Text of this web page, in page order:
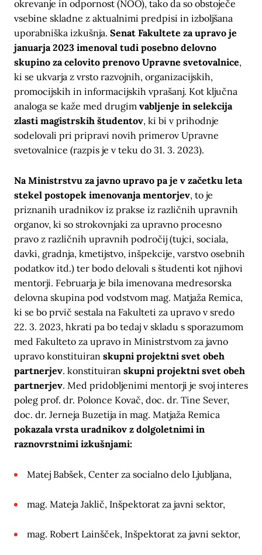
okrevanje in odpornost (NOO), tako da so obstoječe
vsebine skladne z aktualnimi predpisi in izboljšana
uporabniška izkušnja. Senat Fakultete za upravo je
januarja 2023 imenoval tudi posebno delovno
skupino za celovito prenovo Upravne svetovalnice,
ki se ukvarja z vrsto razvojnih, organizacijskih,
promocijskih in informacijskih vprašanj. Kot ključna
analoga se kaže med drugim vabljenje in selekcija
zlasti magistrskih študentov, ki bi v prihodnje
sodelovali pri pripravi novih primerov Upravne
svetovalnice (razpis je v teku do 31. 3. 2023).
Na Ministrstvu za javno upravo pa je v začetku leta
stekel postopek imenovanja mentorjev, to je
priznanih uradnikov iz prakse iz različnih upravnih
organov, ki so strokovnjaki za upravno procesno
pravo z različnih upravnih področij (tujci, sociala,
davki, gradnja, kmetijstvo, inšpekcije, varstvo osebnih
podatkov itd.) ter bodo delovali s študenti kot njihovi
mentorji. Februarja je bila imenovana medresorska
delovna skupina pod vodstvom mag. Matjaža Remica,
ki se bo prvič sestala na Fakulteti za upravo v sredo
22. 3. 2023, hkrati pa bo tedaj v skladu s sporazumom
med Fakulteto za upravo in Ministrstvom za javno
upravo konstituiran skupni projektni svet obeh
partnerjev. konstituiran skupni projektni svet obeh
partnerjev. Med pridobljenimi mentorji je svoj interes
poleg prof. dr. Polonce Kovač, doc. dr. Tine Sever,
doc. dr. Jerneja Buzetija in mag. Matjaža Remica
pokazala vrsta uradnikov z dolgoletnimi in
raznovrstnimi izkušnjami:
Matej Babšek, Center za socialno delo Ljubljana,
mag. Mateja Jaklič, Inšpektorat za javni sektor,
mag. Robert Lainšček, Inšpektorat za javni sektor,